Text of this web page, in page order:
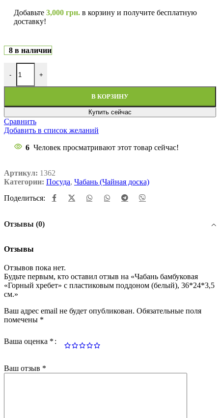
Добавьте 3,000 грн. в корзину и получите бесплатную
доставку!
8 в наличии
- +
В КОРЗИНУ
Купить сейчас
Сравнить
Добавить в список желаний
6 Человек просматривают этот товар сейчас!
Артикул: 1362
Категории: Посуда, Чабань (Чайная доска)
Поделиться:
Отзывы (0)
Отзывы
Отзывов пока нет.
Будьте первым, кто оставил отзыв на «Чабань бамбуковая
«Горный хребет» с пластиковым поддоном (белый), 36*24*3,5
см.»
Ваш адрес email не будет опубликован. Обязательные поля
помечены *
Ваша оценка *
Ваш отзыв *